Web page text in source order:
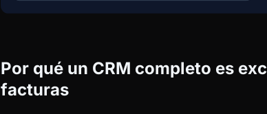
Por qué un CRM completo es
facturas